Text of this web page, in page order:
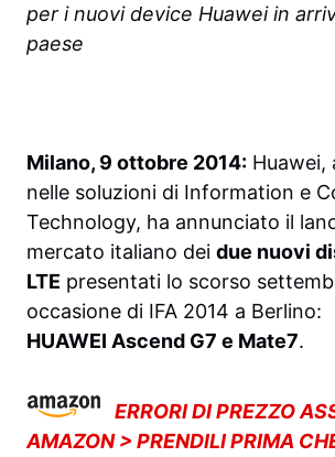
per i nuovi device Huawei in
paese
Milano, 9 ottobre 2014: Huawei,
nelle soluzioni di Information e
Technology, ha annunciato il
mercato italiano dei due nuovi
LTE presentati lo scorso
occasione di IFA 2014 a Berlino:
HUAWEI Ascend G7 e Mate7.
ERRORI DI PREZZO
AMAZON > PRENDILI PRIMA